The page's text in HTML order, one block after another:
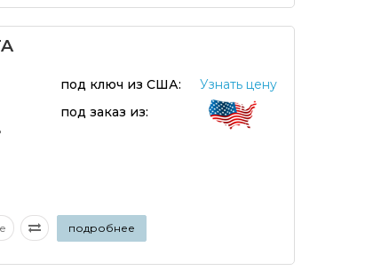
под ключ из США:
Узнать цену
под заказ из:
подробнее